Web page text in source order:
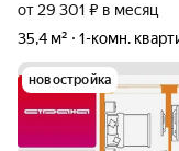
от 29 301 ₽ в месяц
35,4 м²
1-комн.
новостройка